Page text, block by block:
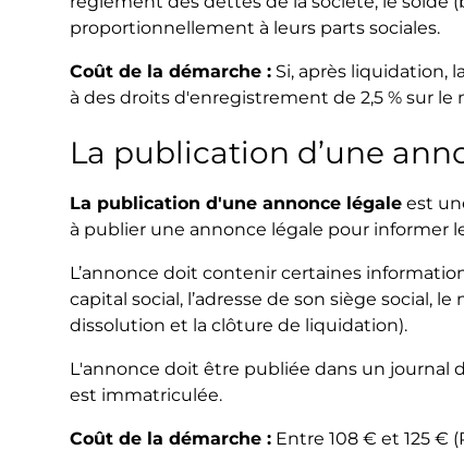
proportionnellement à leurs parts sociales.
Coût de la démarche : Si, après liquidation,
à des droits d'enregistrement de 2,5 % sur
La publication d’une
La publication d'une annonce légale est
à publier une annonce légale pour informer
L’annonce doit contenir certaines
capital social, l’adresse de son siège social,
dissolution et la clôture de liquidation).
L'annonce doit être publiée dans un journal
est immatriculée.
Coût de la démarche : Entre 108 € et 125 €